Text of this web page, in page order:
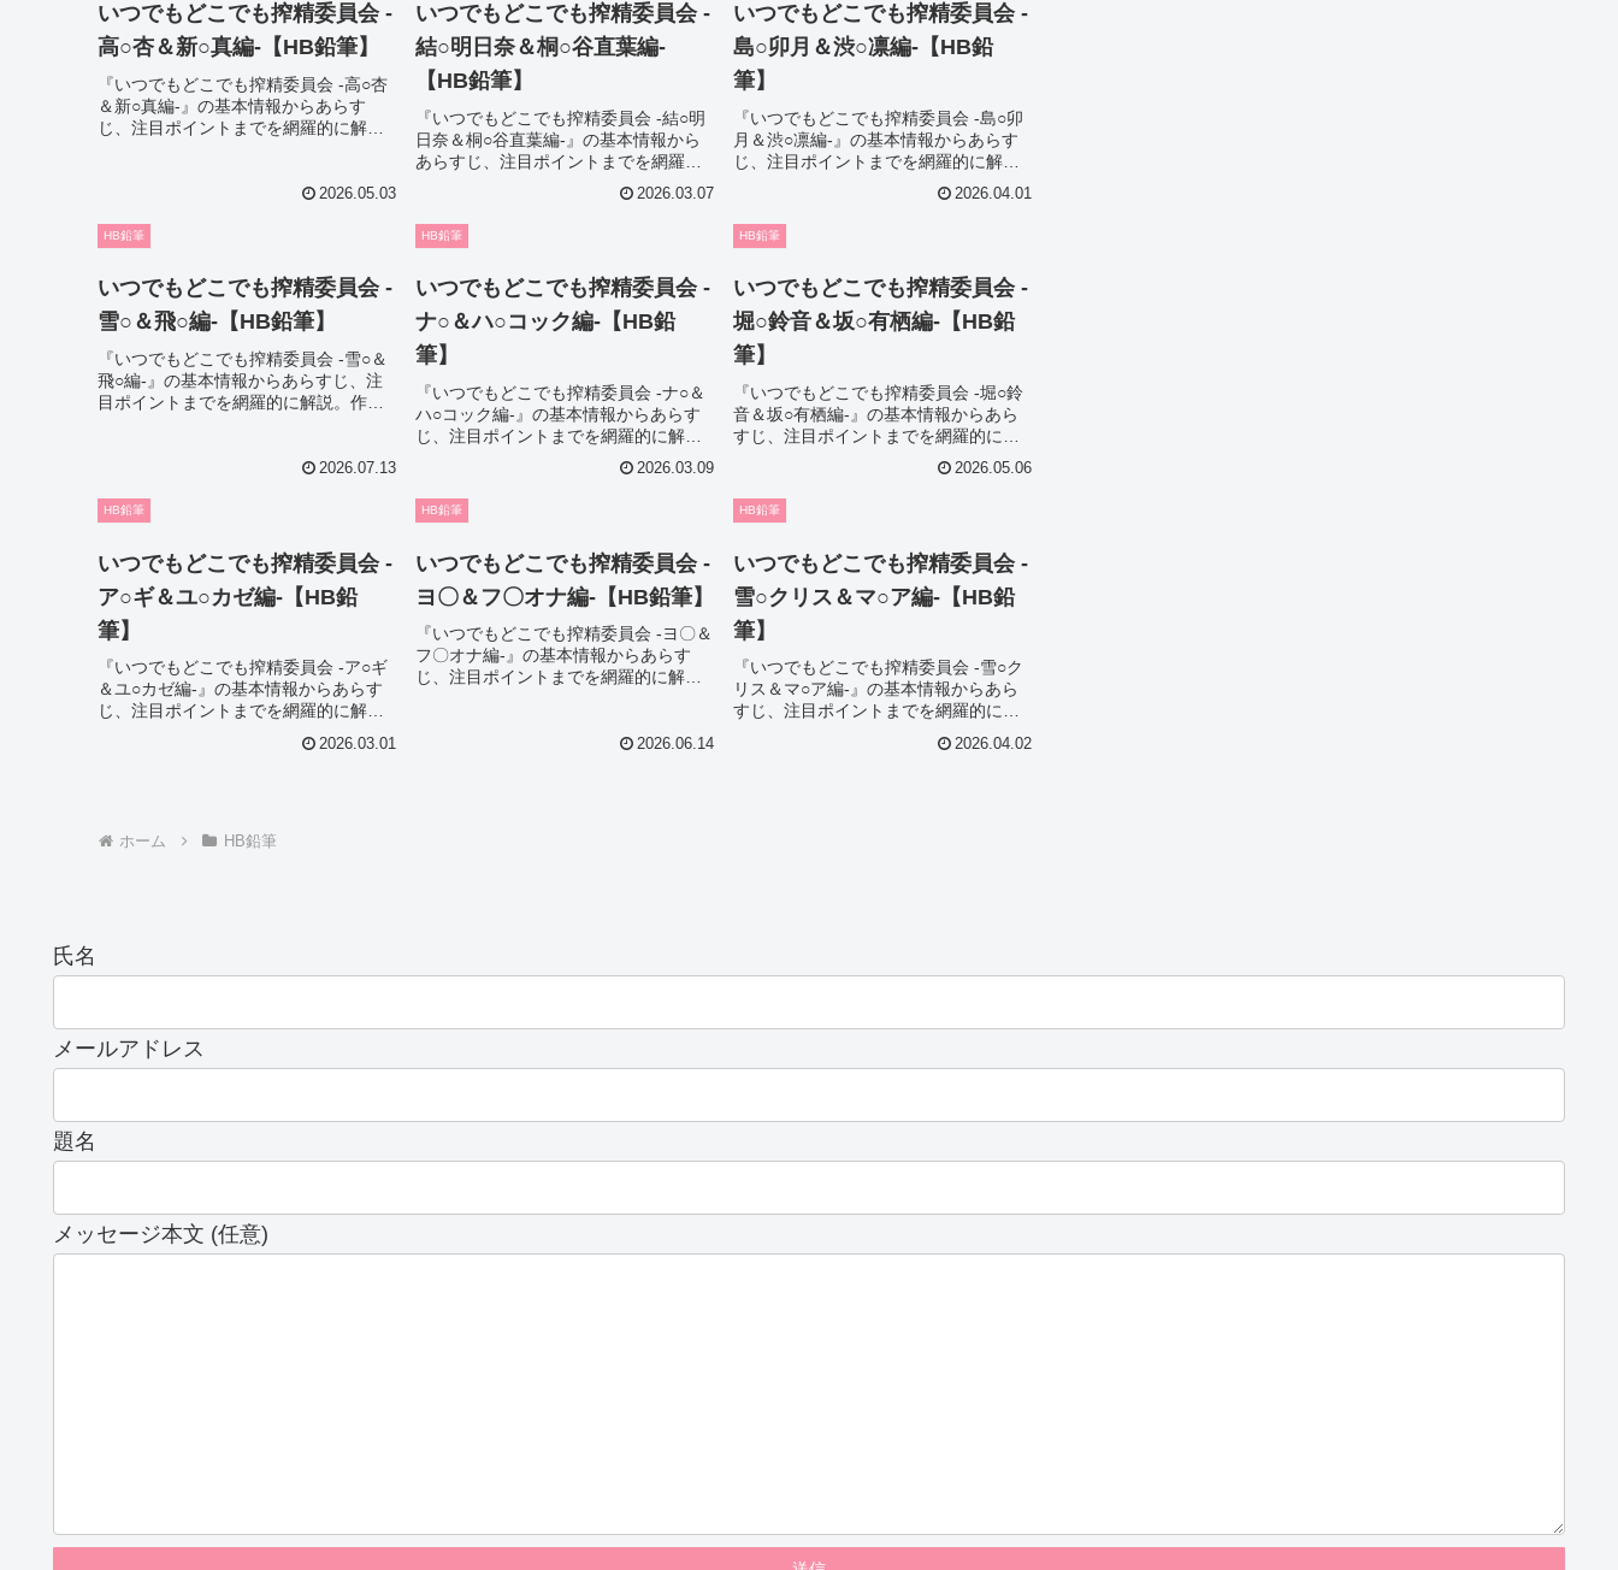
いつでもどこでも搾精委員会 -
高○杏＆新○真編-【HB鉛筆】
『いつでもどこでも搾精委員会 -高○杏
＆新○真編-』の基本情報からあらす
じ、注目ポイントまでを網羅的に解
り、購入前のチェックにも役立ちま
2026.05.03
いつでもどこでも搾精委員会 -
結○明日奈＆桐○谷直葉編-
【HB鉛筆】
『いつでもどこでも搾精委員会 -結○明
日奈＆桐○谷直葉編-』の基本情報から
あらすじ、注目ポイントまでを網羅的
に解説。作品選びで迷っている方でも
魅力をしっかり把握できる内容になっ
ており、購入前のチェックにも役立ち
ます。
2026.03.07
いつでもどこでも搾精委員会 -
島○卯月＆渋○凛編-【HB鉛
筆】
『いつでもどこでも搾精委員会 -島○卯
月＆渋○凛編-』の基本情報からあらす
じ、注目ポイントまでを網羅的に解
説。作品選びで迷っている方でも魅力
をしっかり把握できる内容になってお
り、購入前のチェックにも役立ちま
す。
2026.04.01
HB鉛筆
いつでもどこでも搾精委員会 -
雪○＆飛○編-【HB鉛筆】
『いつでもどこでも搾精委員会 -雪○＆
飛○編-』の基本情報からあらすじ、注
目ポイントまでを網羅的に解説。作品
前のチェックにも役立ちます。2026.07.13
HB鉛筆
いつでもどこでも搾精委員会 -
ナ○＆ハ○コック編-【HB鉛
筆】
『いつでもどこでも搾精委員会 -ナ○＆
ハ○コック編-』の基本情報からあらす
じ、注目ポイントまでを網羅的に解
説。作品選びで迷っている方でも魅力
をしっかり把握できる内容になってお
り、購入前のチェックにも役立ちま
す。
2026.03.09
HB鉛筆
いつでもどこでも搾精委員会 -
堀○鈴音＆坂○有栖編-【HB鉛
筆】
『いつでもどこでも搾精委員会 -堀○鈴
音＆坂○有栖編-』の基本情報からあら
すじ、注目ポイントまでを網羅的に解
説。作品選びで迷っている方でも魅力
をしっかり把握できる内容になってお
り、購入前のチェックにも役立ちま
す。
2026.05.06
HB鉛筆
いつでもどこでも搾精委員会 -
ア○ギ＆ユ○カゼ編-【HB鉛
筆】
『いつでもどこでも搾精委員会 -ア○ギ
＆ユ○カゼ編-』の基本情報からあらす
じ、注目ポイントまでを網羅的に解
をしっかり把握できる内容になってお
2026.03.01
HB鉛筆
いつでもどこでも搾精委員会 -
ヨ〇＆フ〇オナ編-【HB鉛筆】
『いつでもどこでも搾精委員会 -ヨ〇＆
フ〇オナ編-』の基本情報からあらす
じ、注目ポイントまでを網羅的に解
り、購入前のチェックにも役立ちま
2026.06.14
HB鉛筆
いつでもどこでも搾精委員会 -
雪○クリス＆マ○ア編-【HB鉛
筆】
『いつでもどこでも搾精委員会 -雪○ク
リス＆マ○ア編-』の基本情報からあら
すじ、注目ポイントまでを網羅的に解
をしっかり把握できる内容になってお
2026.04.02
ホーム HB鉛筆
氏名
メールアドレス
題名
メッセージ本文 (任意)